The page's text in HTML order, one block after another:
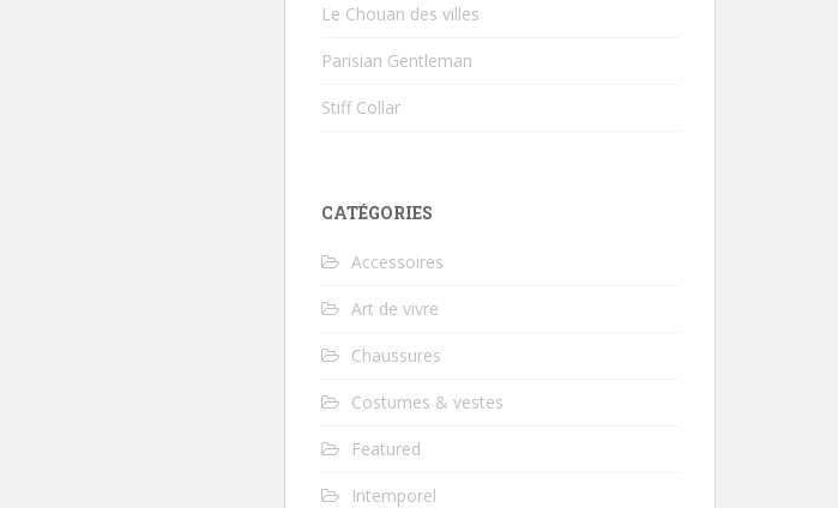
Le Chouan des villes
Parisian Gentleman
Stiff Collar
CATÉGORIES
Accessoires
Art de vivre
Chaussures
Costumes & vestes
Featured
Intemporel